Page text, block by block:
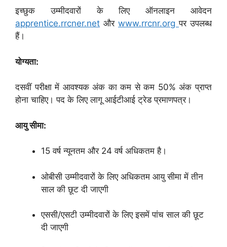
इच्छुक उम्मीदवारों के लिए ऑनलाइन आवेदन
apprentice.rrcner.net और www.rrcnr.orgपर उपलब्ध
हैं।
योग्यता:
दसवीं परीक्षा में आवश्यक अंक का कम से कम 50% अंक प्राप्त
होना चाहिए। पद के लिए लागू आईटीआई ट्रेड प्रमाणपत्र।
आयु सीमा:
15 वर्ष न्यूनतम और 24 वर्ष अधिकतम है।
ओबीसी उम्मीदवारों के लिए अधिकतम आयु सीमा में तीन
साल की छूट दी जाएगी
एससी/एसटी उम्मीदवारों के लिए इसमें पांच साल की छूट
दी जाएगी